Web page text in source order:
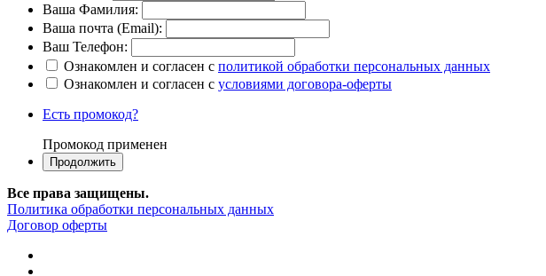
Ваша Фамилия:
Ваша почта (Email):
Ваш Телефон:
Ознакомлен и согласен с политикой обработки персональных данных
Ознакомлен и согласен с условиями договора-оферты
Есть промокод?
Промокод применен
Все права защищены.
Политика обработки персональных данных
Договор оферты